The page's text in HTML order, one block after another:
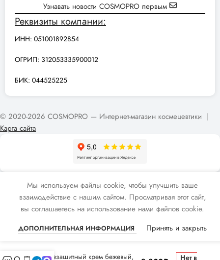
Узнавать новости COSMOPRO первым
Реквизиты компании:
ИНН: 051001892854
ОГРИП: 312053335900012
БИК: 044525225
© 2020-2026 COSMOPRO — Интернет-магазин космецевтики |
Карта сайта
Мы используем файлы cookie, чтобы улучшить ваше
взаимодействие с нашим сайтом. Просматривая этот сайт,
вы соглашаетесь на использование нами файлов cookie.
ДОПОЛНИТЕЛЬНАЯ ИНФОРМАЦИЯ Принять и закрыть
Солнцезащитный крем бежевый, Нет в